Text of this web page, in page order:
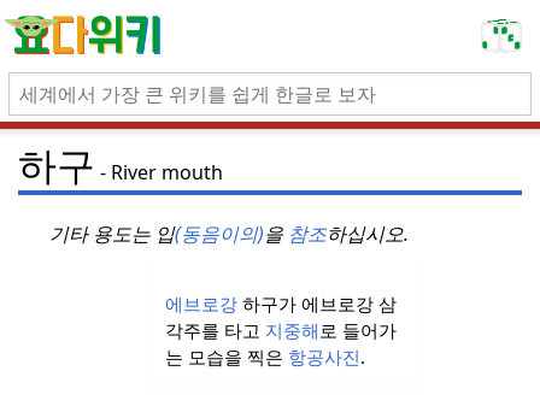
하구 River mouth
기타 용도는 입(동음이의)을 참조하십시오.
에브로강 하구가 에브로강 삼
각주를 타고 지중해로 들어가
는 모습을 찍은 항공사진.